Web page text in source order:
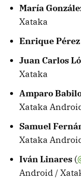
María
Xataka
Enrique Pérez
Juan Carlos
Xataka
Amparo
Xataka
Samuel
Xataka
Iván Linares (
Android /